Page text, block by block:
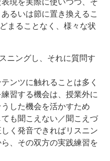
るいは節に置き換えるこ
まることなく、様々な状
ングし、それに質問す
ンツに触れることは多く
習する機会は、授業外に
した機会を活かすため
も聞こえない／聞こえづ
く発音できればリスニン
、その双方の実践練習を